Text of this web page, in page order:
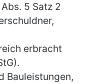
5 Satz 2
erbracht
Bauleistungen,